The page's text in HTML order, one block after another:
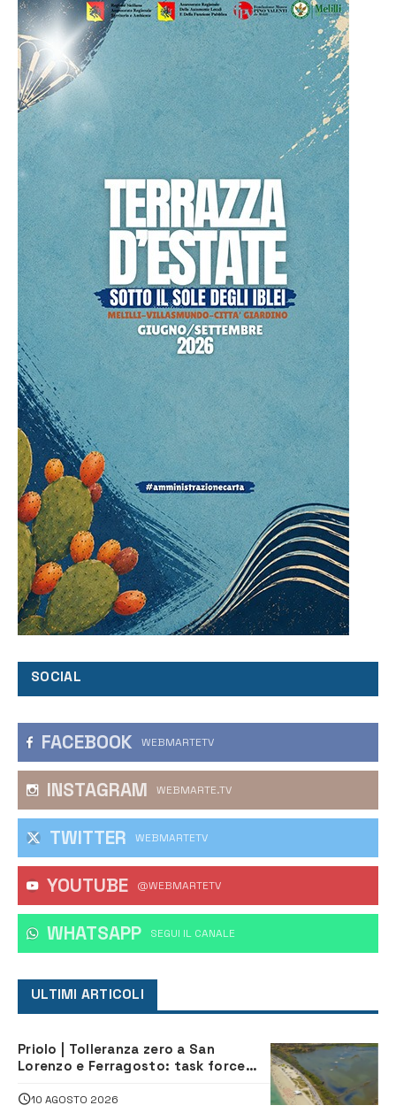
SOCIAL
FACEBOOK WEBMARTETV
INSTAGRAM WEBMARTE.TV
TWITTER WEBMARTETV
YOUTUBE @WEBMARTETV
WHATSAPP ‎SEGUI IL CANALE
ULTIMI ARTICOLI
Priolo | Tolleranza zero a San
Lorenzo e Ferragosto: task force
navette gratuite
10 AGOSTO 2026